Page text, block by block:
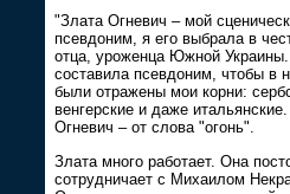
"Злата Огневич – мой
псевдоним, я его выбрала в
отца, уроженца Южной
составила псевдоним, чтобы в
были отражены мои корни:
венгерские и даже
Огневич – от слова "огонь".
Злата много работает. Она
сотрудничает с Михаилом